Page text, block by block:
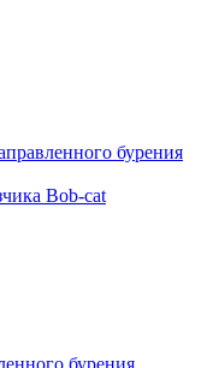
бурения
Bob-cat
бурения